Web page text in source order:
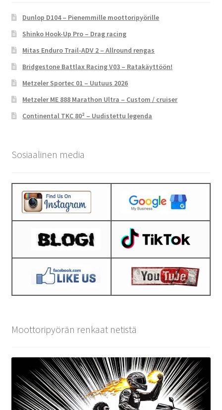
Dunlop D104 – Pienemmille moottoripyörille
Shinko Hook-Up Pro – Drag racing
Mitas Enduro Trail-ADV 2 – Allround rengas
Bridgestone Battlax Racing V03 – Ratakäyttöön!
Metzeler Sportec 01 – Uutuus 2026
Metzeler ME 888 Marathon Ultra – Custom / cruiser
Continental TKC 80² – Uudistettu legenda
Sosiaalinen media
Moottoripyörän renkaat netistä